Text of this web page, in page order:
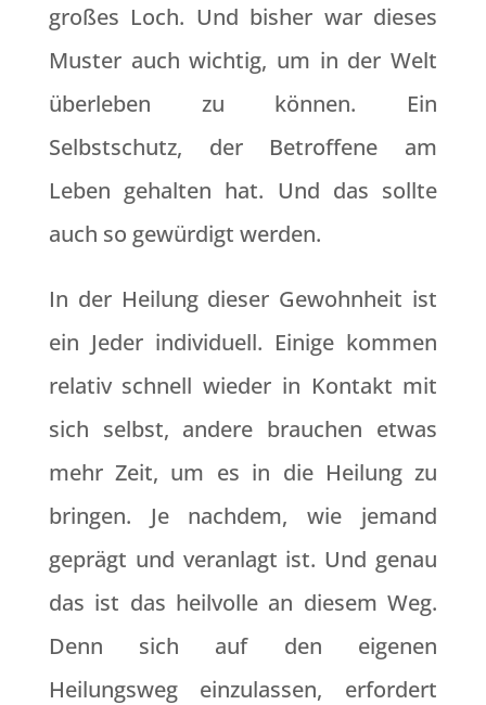
großes Loch. Und bisher war dieses
Muster auch wichtig, um in der Welt
überleben zu können. Ein
Selbstschutz, der Betroffene am
Leben gehalten hat. Und das sollte
auch so gewürdigt werden.
In der Heilung dieser Gewohnheit ist
ein Jeder individuell. Einige kommen
relativ schnell wieder in Kontakt mit
sich selbst, andere brauchen etwas
mehr Zeit, um es in die Heilung zu
bringen. Je nachdem, wie jemand
geprägt und veranlagt ist. Und genau
das ist das heilvolle an diesem Weg.
Denn sich auf den eigenen
Heilungsweg einzulassen, erfordert